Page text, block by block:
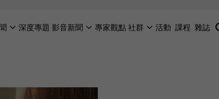
深度專題 影音新聞 專家觀點社群 活動 課程 雜誌